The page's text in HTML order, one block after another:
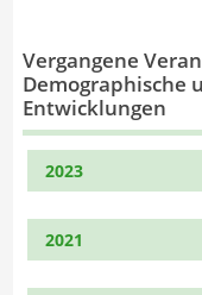
Vergangene
Demographische
Entwicklungen
2023
2021